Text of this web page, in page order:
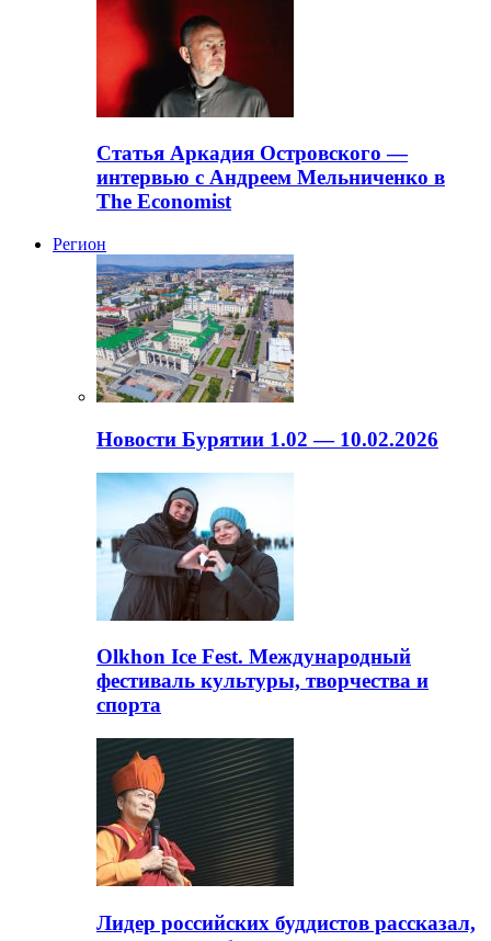
Статья Аркадия Островского —
интервью с Андреем Мельниченко в
The Economist
Регион
Новости Бурятии 1.02 — 10.02.2026
Olkhon Ice Fest. Международный
фестиваль культуры, творчества и
спорта
Лидер российских буддистов рассказал,